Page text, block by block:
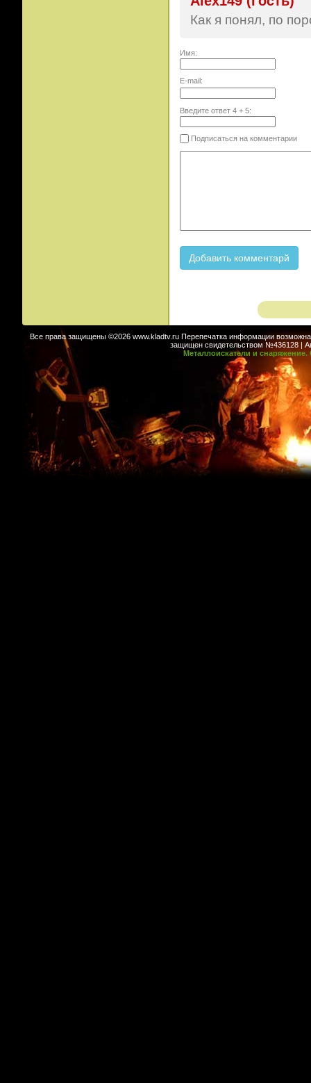
Как я понял, по
Имя:
E-mail:
Введите ответ 4+ 5:
Подписаться на комментарии
Все права защищены ©2026 www.kladtv.ru Перепечатка информации возможна
защищен свидетельством №436128 |
Металлоискатели и